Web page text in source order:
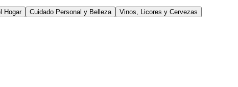
Hogar Cuidado Personal y Belleza
Vinos, Licores y Cervezas